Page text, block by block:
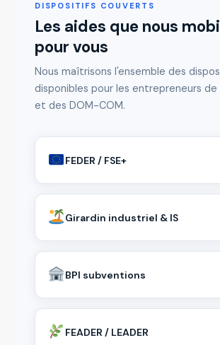
DISPOSITIFS COUVERTS
Les aides que nous
pour vous
Nous maîtrisons l'ensemble des
disponibles pour les entrepreneurs de
et des DOM-COM.
FEDER / FSE+
Girardin industriel & IS
BPI subventions
FEADER / LEADER